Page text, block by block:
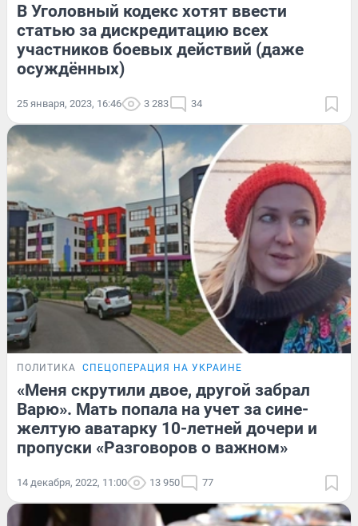
В Уголовный кодекс хотят ввести
статью за дискредитацию всех
участников боевых действий (даже
осуждённых)
25 января, 2023, 16:46 3 283 34
ПОЛИТИКА СПЕЦОПЕРАЦИЯ НА УКРАИНЕ
«Меня скрутили двое, другой забрал
Варю». Мать попала на учет за сине-
желтую аватарку 10-летней дочери и
пропуски «Разговоров о важном»
14 декабря, 2022, 11:00 13 950 77